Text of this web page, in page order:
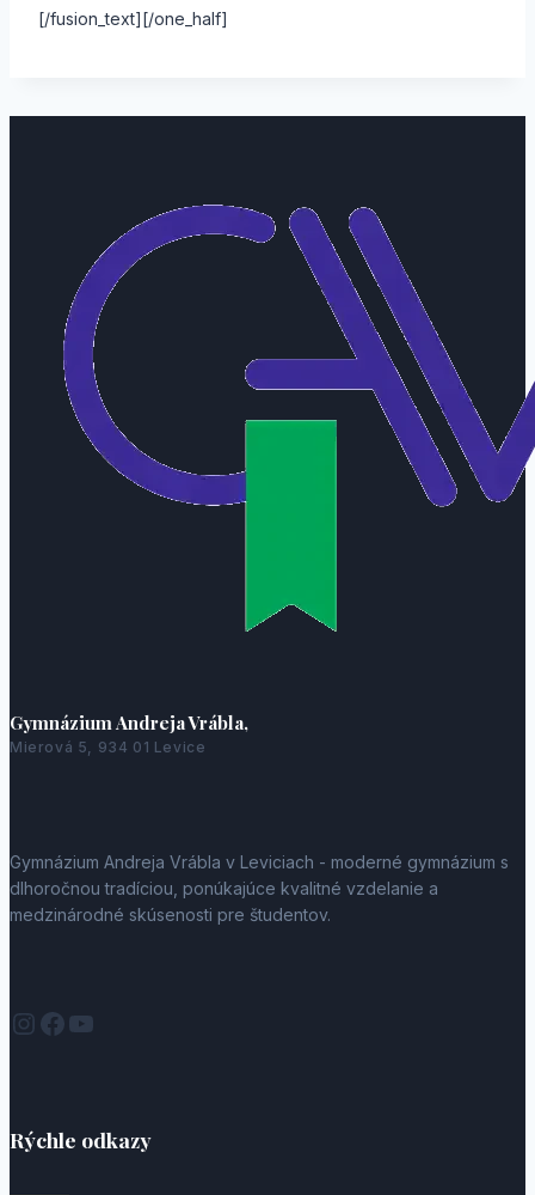
[/fusion_text][/one_half]
Gymnázium Andreja Vrábla,
Mierová 5, 934 01 Levice
Gymnázium Andreja Vrábla v Leviciach - moderné gymnázium s
dlhoročnou tradíciou, ponúkajúce kvalitné vzdelanie a
medzinárodné skúsenosti pre študentov.
Instagram
Facebook
YouTube
Rýchle odkazy